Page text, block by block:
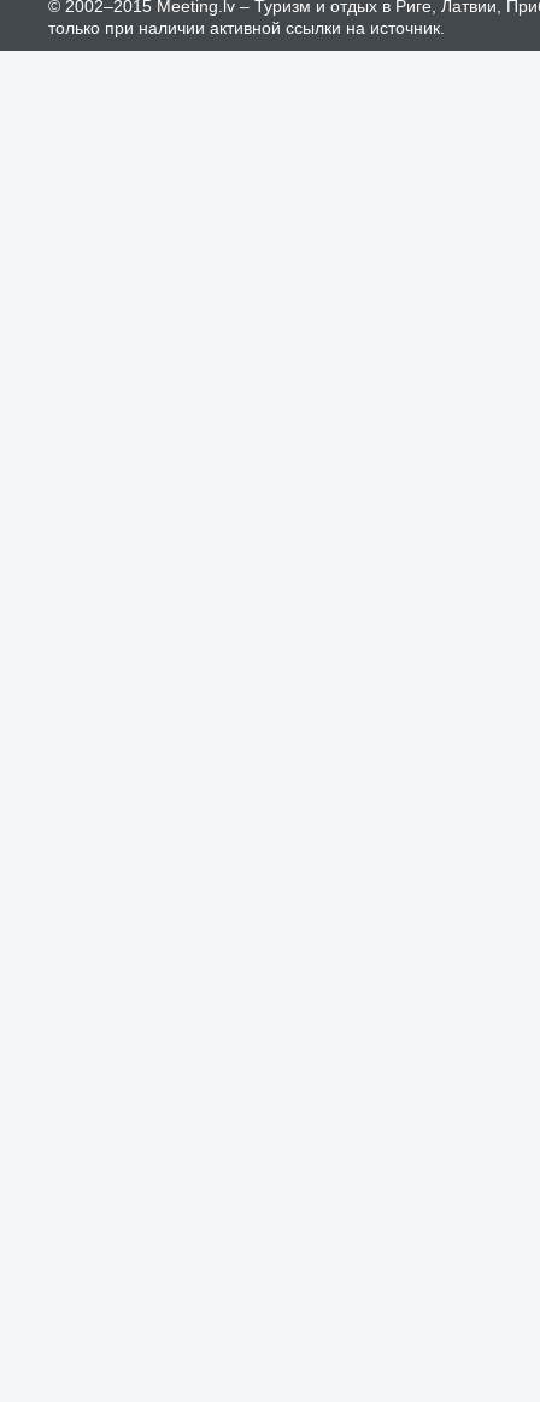
© 2002–2015 Meeting.lv – Туризм и отдых в Риге, Латвии,
только при наличии активной ссылки на источник.